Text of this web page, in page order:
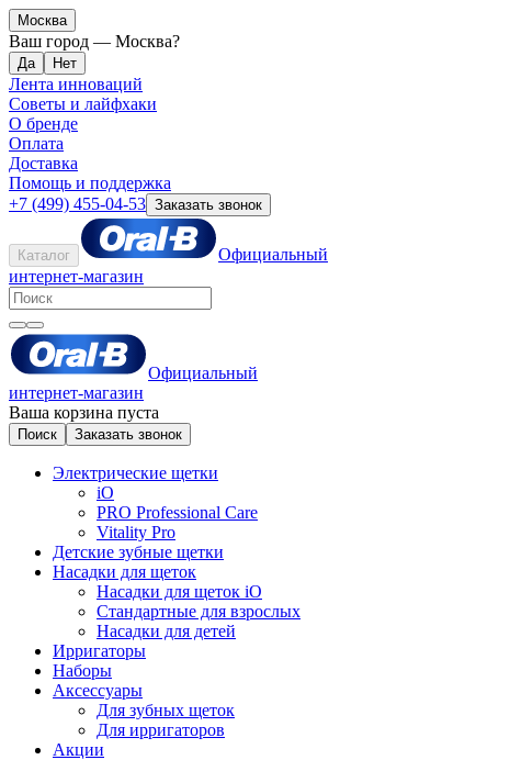
Москва
Ваш город — Москва?
Лента инноваций
Советы и лайфхаки
О бренде
Оплата
Доставка
Помощь и поддержка
+7 (499) 455-04-53 Заказать звонок
Каталог
Официальный
интернет-магазин
Официальный
интернет-магазин
Ваша корзина пуста
Поиск Заказать звонок
Электрические щетки
iO
PRO Professional Care
Vitality Pro
Детские зубные щетки
Насадки для щеток
Насадки для щеток iO
Стандартные для взрослых
Насадки для детей
Ирригаторы
Наборы
Аксессуары
Для зубных щеток
Для ирригаторов
Акции